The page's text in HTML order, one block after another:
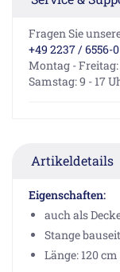
Fragen Sie
+49 2237 / 6556-0
Montag - Freitag:
Samstag: 9 - 17
Artikeldetails
Eigenschaften:
auch als
Stange
Länge: 120 cm